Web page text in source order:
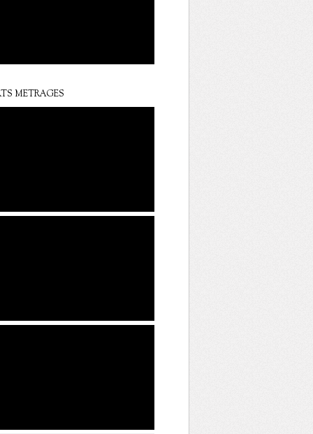
METRAGES